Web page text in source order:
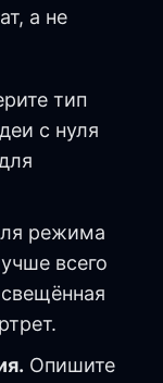
а не
тип
с нуля
режима
всего
Опишите